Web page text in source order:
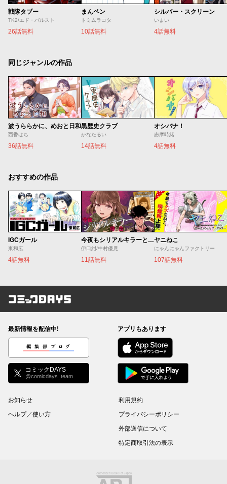
戦隊タブー
TK2/エド・バルスト
26話無料
まんペン
トミムラコタ
10話無料
シルバー・スクリーン
いまい
4話無料
同じジャンルの作品
波うららかに、めおと日和
西香はち
36話無料
黒歴史クラブ
かなたるい
14話無料
オシバナ！
志摩時緒
4話無料
おすすめの作品
IGCガール
東和広
4話無料
今夜もシリアルキラーと待ち合わせ
伊口紺/中村優児
11話無料
ヤニねこ
にゃんにゃんファクトリー
107話無料
コミックDAYS
最新情報を配信中!
編集部ブログ
コミックDAYS
@comicdays_team
アプリもあります
お知らせ
ヘルプ／使い方
利用規約
プライバシーポリシー
外部送信について
特定商取引法の表示